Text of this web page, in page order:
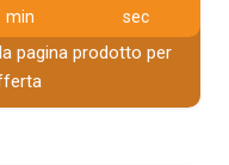
min sec
pagina prodotto per